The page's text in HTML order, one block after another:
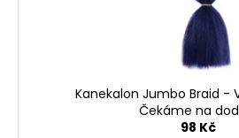
Kanekalon Jumbo Braid -
Čekáme na
98 Kč